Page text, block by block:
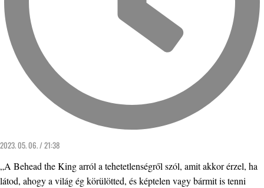
2023. 05. 06. / 21:38
„A Behead the King arról a tehetetlenségről szól, amit akkor érzel, ha
látod, ahogy a világ ég körülötted, és képtelen vagy bármit is tenni